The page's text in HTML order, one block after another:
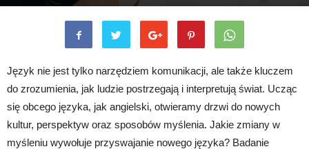
Język nie jest tylko narzędziem komunikacji, ale także kluczem
do zrozumienia, jak ludzie postrzegają i interpretują świat. Ucząc
się obcego języka, jak angielski, otwieramy drzwi do nowych
kultur, perspektyw oraz sposobów myślenia. Jakie zmiany w
myśleniu wywołuje przyswajanie nowego języka? Badanie